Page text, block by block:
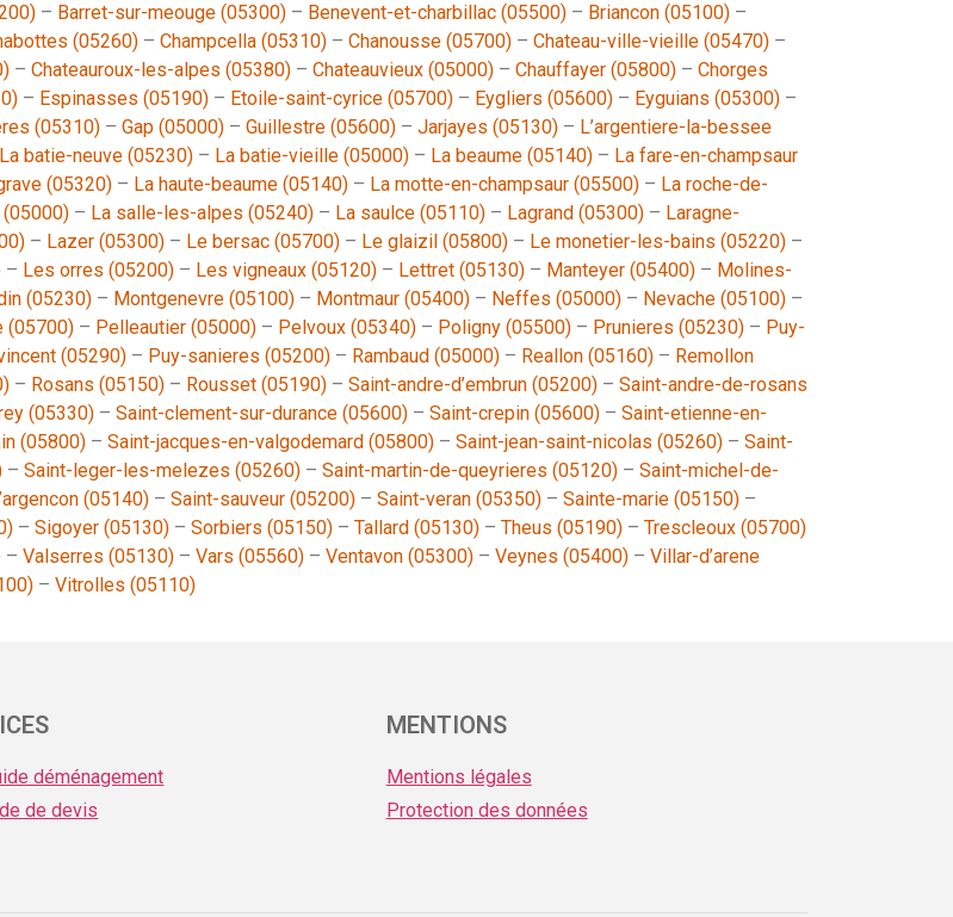
– Barret-sur-meouge (05300) – Benevent-et-charbillac (05500) – Briancon (05100) –
(05260) – Champcella (05310) – Chanousse (05700) – Chateau-ville-vieille (05470) –
– Chateauroux-les-alpes (05380) – Chateauvieux (05000) – Chauffayer (05800) – Chorges
– Espinasses (05190) – Etoile-saint-cyrice (05700) – Eygliers (05600) – Eyguians (05300) –
(05310) – Gap (05000) – Guillestre (05600) – Jarjayes (05130) – L’argentiere-la-bessee
La batie-neuve (05230) – La batie-vieille (05000) – La beaume (05140) – La fare-en-champsaur
(05320) – La haute-beaume (05140) – La motte-en-champsaur (05500) – La roche-de-
(05000) – La salle-les-alpes (05240) – La saulce (05110) – Lagrand (05300) – Laragne-
– Lazer (05300) – Le bersac (05700) – Le glaizil (05800) – Le monetier-les-bains (05220) –
– Les orres (05200) – Les vigneaux (05120) – Lettret (05130) – Manteyer (05400) – Molines-
(05230) – Montgenevre (05100) – Montmaur (05400) – Neffes (05000) – Nevache (05100) –
(05700) – Pelleautier (05000) – Pelvoux (05340) – Poligny (05500) – Prunieres (05230) – Puy-
(05290) – Puy-sanieres (05200) – Rambaud (05000) – Reallon (05160) – Remollon
– Rosans (05150) – Rousset (05190) – Saint-andre-d’embrun (05200) – Saint-andre-de-rosans
(05330) – Saint-clement-sur-durance (05600) – Saint-crepin (05600) – Saint-etienne-en-
(05800) – Saint-jacques-en-valgodemard (05800) – Saint-jean-saint-nicolas (05260) – Saint-
– Saint-leger-les-melezes (05260) – Saint-martin-de-queyrieres (05120) – Saint-michel-de-
(05140) – Saint-sauveur (05200) – Saint-veran (05350) – Sainte-marie (05150) –
– Sigoyer (05130) – Sorbiers (05150) – Tallard (05130) – Theus (05190) – Trescleoux (05700)
– Valserres (05130) – Vars (05560) – Ventavon (05300) – Veynes (05400) – Villar-d’arene
– Vitrolles (05110)
déménagement
de devis
MENTIONS
Mentions légales
Protection des données